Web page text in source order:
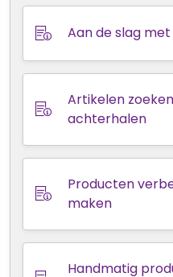
Aan de slag
Artikelen
achterhalen
Producten
maken
Handmatig